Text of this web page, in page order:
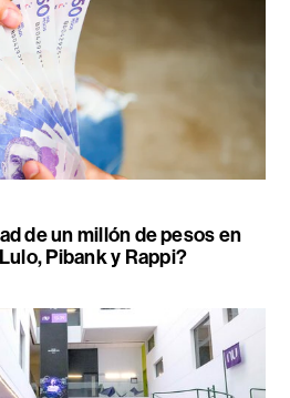
de un millón de pesos en
Pibank y Rappi?